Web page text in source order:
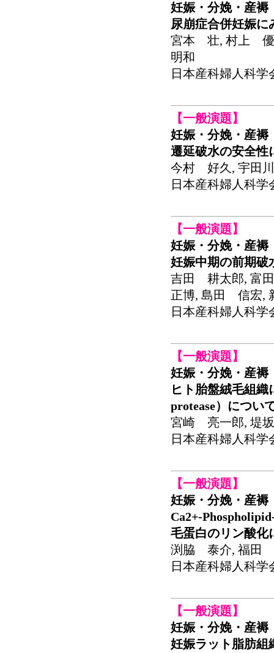
妊娠・分娩・産褥
尿崩症合併妊娠に
宮本 壮, 村上
明和
日本産科婦人科学
【一般演題】
妊娠・分娩・産褥
遷延破水の安全性
今村 好久, 宇田
日本産科婦人科学
【一般演題】
妊娠・分娩・産褥
妊娠中期の前期破
吉田 耕太郎, 富
正博, 島田 信宏,
日本産科婦人科学
【一般演題】
妊娠・分娩・産褥
ヒト胎盤絨毛組
protease）につい
宮崎 亮一郎, 堤
日本産科婦人科学
【一般演題】
妊娠・分娩・産褥
Ca2+-
毛蛋白のリン酸化
渕脇 泰介, 福田
日本産科婦人科学
【一般演題】
妊娠・分娩・産褥
妊娠ラット脂肪組